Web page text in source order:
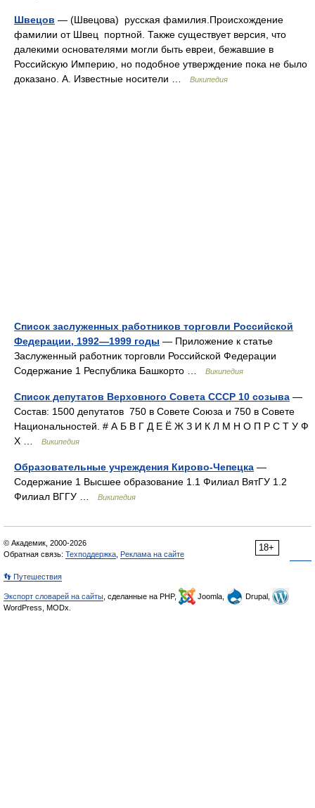
Швецов — (Швецова) русская фамилия.Происхождение
фамилии от Швец портной. Также существует версия, что
далекими основателями могли быть евреи, бежавшие в
Российскую Империю, но подобное утверждение пока не было
доказано. А. Известные носители …
Википедия
Список заслуженных работников торговли Российской
Федерации, 1992—1999 годы — Приложение к статье
Заслуженный работник торговли Российской Федерации
Содержание 1 Республика Башкорто …
Википедия
Список депутатов Верховного Совета СССР 10 созыва —
Состав: 1500 депутатов 750 в Совете Союза и 750 в Совете
Национальностей. # А Б В Г Д Е Ё Ж З И К Л М Н О П Р С Т У Ф
Х …
Википедия
Образовательные учреждения Кирово-Чепецка —
Содержание 1 Высшее образование 1.1 Филиал ВятГУ 1.2
Филиал ВГГУ …
Википедия
18+
© Академик, 2000-2026
Обратная связь: Техподдержка Реклама на сайте
👣 Путешествия
Экспорт словарей на сайты , сделанные на PHP, Joomla,
Drupal,
WordPress, MODx.